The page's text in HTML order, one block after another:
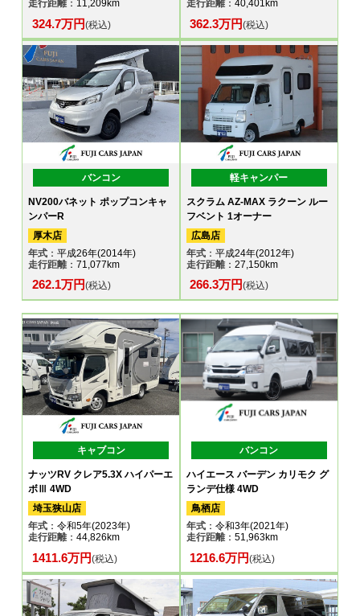
走行距離：11,209km
324.7万円(税込)
走行距離：40,401km
362.3万円(税込)
バンコン
NV200バネット ポップコンキャ
ンパーR
厚木店
年式 ：平成26年(2014年)
走行距離：71,077km
262.1万円(税込)
軽キャンパー
スクラム AZ-MAX ラクーン ルー
フベント 1オーナー
広島店
年式：平成24年(2012年)
走行距離：27,150km
266.3万円(税込)
キャブコン
ナッツRV クレア5.3X ハイパーエ
ボⅢ 4WD
埼玉狭山店
年式 ：令和5年(2023年)
走行距離：44,826km
1411.6万円(税込)
バンコン
ハイエース バーデン カリモク グ
ランデ仕様 4WD
鳥栖店
年式：令和3年(2021年)
走行距離：51,963km
1216.6万円(税込)